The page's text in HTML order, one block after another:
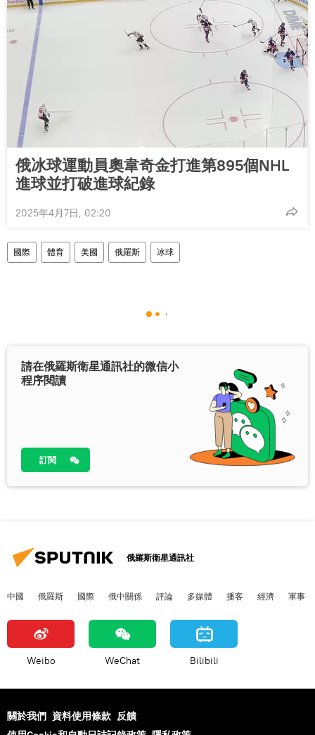
俄冰球運動員奧韋奇金打進第895個NHL
進球並打破進球紀錄
2025年4月7日, 02:20
國際 體育 美國 俄羅斯 冰球
請在俄羅斯衛星通訊社的微信小
程序閱讀
訂閱
俄羅斯衛星通訊社
中國 俄羅斯 國際 俄中關係 評論 多媒體 播客 經濟 軍事
Weibo WeChat Bilibili
關於我們 資料使用條款 反饋